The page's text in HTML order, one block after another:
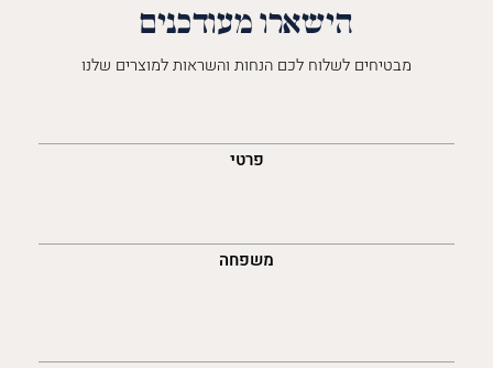
הישארו מעודכנים
מבטיחים לשלוח לכם הנחות והשראות למוצרים שלנו
פרטי
משפחה